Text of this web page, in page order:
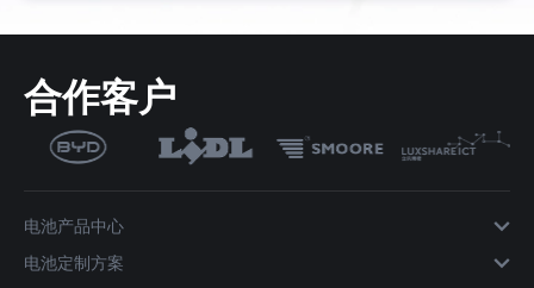
合作客户
电池产品中心
电池定制方案